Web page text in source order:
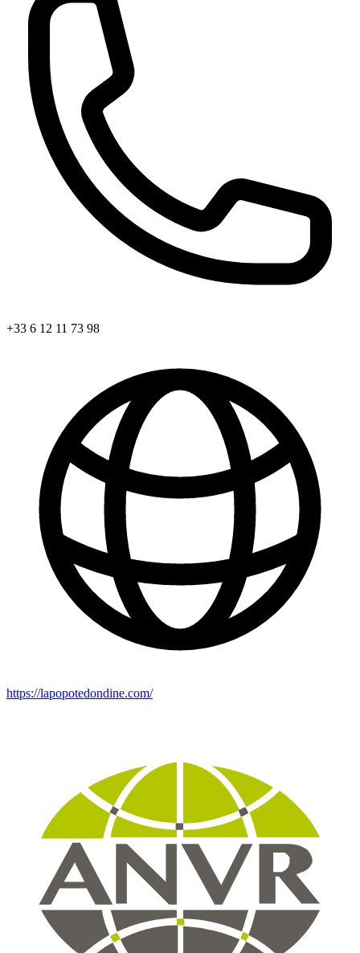
+33 6 12 11 73 98
https://lapopotedondine.com/